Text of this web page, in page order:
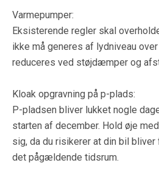
Varmepumper:
Eksisterende regler skal
ikke må generes af lydniveau
reduceres ved støjdæmper og
Kloak opgravning på p-plads:
P-pladsen bliver lukket nogle
starten af december. Hold øje
sig, da du risikerer at din bil
det pågældende tidsrum.